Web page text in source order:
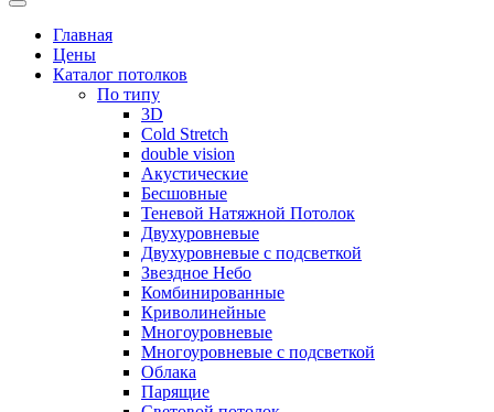
Главная
Цены
Каталог потолков
По типу
3D
Cold Stretch
double vision
Акустические
Бесшовные
Теневой Натяжной Потолок
Двухуровневые
Двухуровневые с подсветкой
Звездное Небо
Комбинированные
Криволинейные
Многоуровневые
Многоуровневые с подсветкой
Облака
Парящие